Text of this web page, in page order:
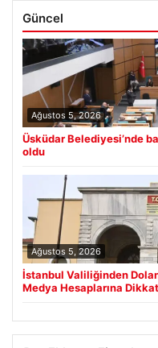
Güncel
Ağustos 5, 2026
Üsküdar Belediyesi’nde
oldu
Ağustos 5, 2026
İstanbul Valiliğinden
Medya Hesaplarına Dikkat